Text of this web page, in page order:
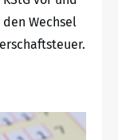
Wechsel